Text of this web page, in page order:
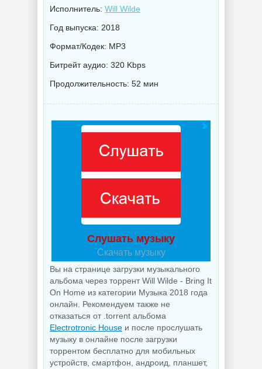
Исполнитель: Will Wilde
Год выпуска: 2018
Формат/Кодек: MP3
Битрейт аудио: 320 Kbps
Продолжительность: 52 мин
Слушать музыку
Скачать музыку
Вы на странице загрузки музыкального
альбома через торрент Will Wilde - Bring It
On Home из категории Музыка 2018 года
онлайн. Рекомендуем также не
отказаться от .torrent альбома
Electrotronic House и после прослушать
музыку в онлайне после загрузки
торрентом бесплатно для мобильных
устройств, смартфон, андроид, планшет,